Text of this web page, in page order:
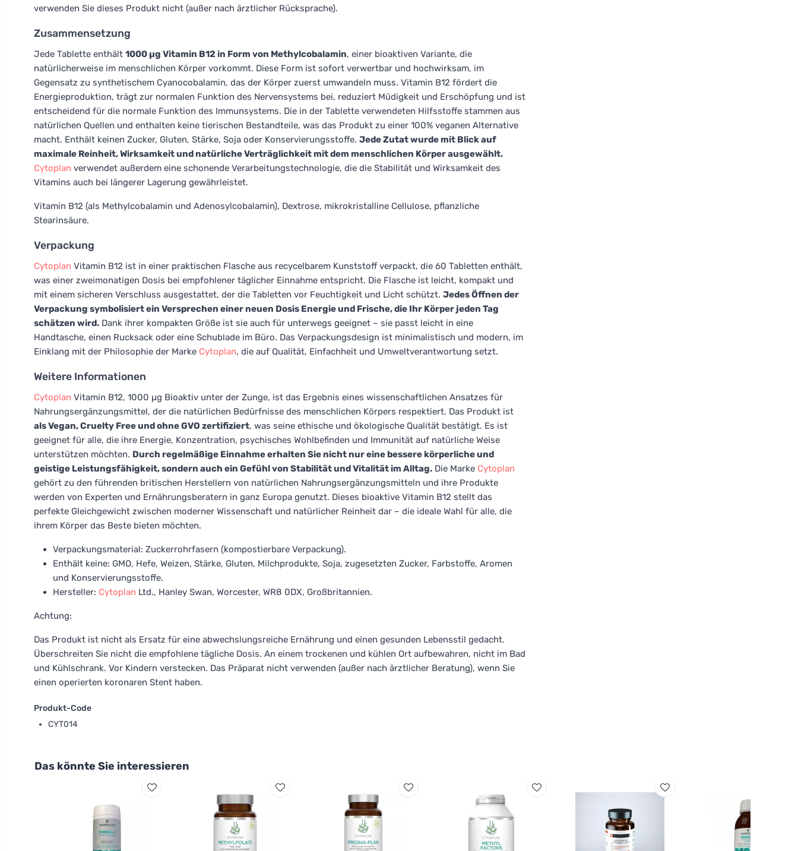
verwenden Sie dieses Produkt nicht (außer nach ärztlicher Rücksprache).
Zusammensetzung
Jede Tablette enthält 1000 µg Vitamin B12 in Form von Methylcobalamin, einer bioaktiven Variante, die
natürlicherweise im menschlichen Körper vorkommt. Diese Form ist sofort verwertbar und hochwirksam, im
Gegensatz zu synthetischem Cyanocobalamin, das der Körper zuerst umwandeln muss. Vitamin B12 fördert die
Energieproduktion, trägt zur normalen Funktion des Nervensystems bei, reduziert Müdigkeit und Erschöpfung und ist
entscheidend für die normale Funktion des Immunsystems. Die in der Tablette verwendeten Hilfsstoffe stammen aus
natürlichen Quellen und enthalten keine tierischen Bestandteile, was das Produkt zu einer 100% veganen Alternative
macht. Enthält keinen Zucker, Gluten, Stärke, Soja oder Konservierungsstoffe. Jede Zutat wurde mit Blick auf
maximale Reinheit, Wirksamkeit und natürliche Verträglichkeit mit dem menschlichen Körper ausgewählt.
Cytoplan verwendet außerdem eine schonende Verarbeitungstechnologie, die die Stabilität und Wirksamkeit des
Vitamins auch bei längerer Lagerung gewährleistet.
Vitamin B12 (als Methylcobalamin und Adenosylcobalamin), Dextrose, mikrokristalline Cellulose, pflanzliche
Stearinsäure.
Verpackung
Cytoplan Vitamin B12 ist in einer praktischen Flasche aus recycelbarem Kunststoff verpackt, die 60 Tabletten enthält,
was einer zweimonatigen Dosis bei empfohlener täglicher Einnahme entspricht. Die Flasche ist leicht, kompakt und
mit einem sicheren Verschluss ausgestattet, der die Tabletten vor Feuchtigkeit und Licht schützt. Jedes Öffnen der
Verpackung symbolisiert ein Versprechen einer neuen Dosis Energie und Frische, die Ihr Körper jeden Tag
schätzen wird. Dank ihrer kompakten Größe ist sie auch für unterwegs geeignet – sie passt leicht in eine
Handtasche, einen Rucksack oder eine Schublade im Büro. Das Verpackungsdesign ist minimalistisch und modern, im
Einklang mit der Philosophie der Marke Cytoplan, die auf Qualität, Einfachheit und Umweltverantwortung setzt.
Weitere Informationen
Cytoplan Vitamin B12, 1000 µg Bioaktiv unter der Zunge, ist das Ergebnis eines wissenschaftlichen Ansatzes für
Nahrungsergänzungsmittel, der die natürlichen Bedürfnisse des menschlichen Körpers respektiert. Das Produkt ist
als Vegan, Cruelty Free und ohne GVO zertifiziert, was seine ethische und ökologische Qualität bestätigt. Es ist
geeignet für alle, die ihre Energie, Konzentration, psychisches Wohlbefinden und Immunität auf natürliche Weise
unterstützen möchten. Durch regelmäßige Einnahme erhalten Sie nicht nur eine bessere körperliche und
geistige Leistungsfähigkeit, sondern auch ein Gefühl von Stabilität und Vitalität im Alltag. Die Marke Cytoplan
gehört zu den führenden britischen Herstellern von natürlichen Nahrungsergänzungsmitteln und ihre Produkte
werden von Experten und Ernährungsberatern in ganz Europa genutzt. Dieses bioaktive Vitamin B12 stellt das
perfekte Gleichgewicht zwischen moderner Wissenschaft und natürlicher Reinheit dar – die ideale Wahl für alle, die
ihrem Körper das Beste bieten möchten.
Verpackungsmaterial: Zuckerrohrfasern (kompostierbare Verpackung).
Enthält keine: GMO, Hefe, Weizen, Stärke, Gluten, Milchprodukte, Soja, zugesetzten Zucker, Farbstoffe, Aromen
und Konservierungsstoffe.
Hersteller: Cytoplan Ltd., Hanley Swan, Worcester, WR8 0DX, Großbritannien.
Achtung:
Das Produkt ist nicht als Ersatz für eine abwechslungsreiche Ernährung und einen gesunden Lebensstil gedacht.
Überschreiten Sie nicht die empfohlene tägliche Dosis. An einem trockenen und kühlen Ort aufbewahren, nicht im Bad
und Kühlschrank. Vor Kindern verstecken. Das Präparat nicht verwenden (außer nach ärztlicher Beratung), wenn Sie
einen operierten koronaren Stent haben.
Produkt-Code
CYT014
Das könnte Sie interessieren